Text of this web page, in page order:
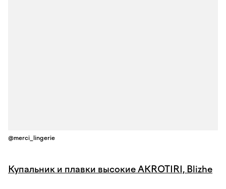
@merci_lingerie
Купальник и плавки высокие AKROTIRI, Blizhe